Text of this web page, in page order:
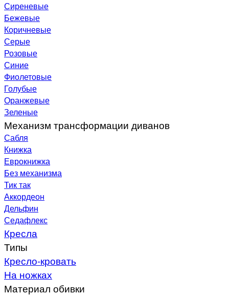
Сиреневые
Бежевые
Коричневые
Серые
Розовые
Синие
Фиолетовые
Голубые
Оранжевые
Зеленые
Механизм трансформации диванов
Сабля
Книжка
Еврокнижка
Без механизма
Тик так
Аккордеон
Дельфин
Седафлекс
Кресла
Типы
Кресло-кровать
На ножках
Материал обивки